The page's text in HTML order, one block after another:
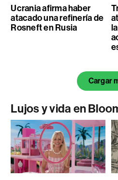
Ucrania afirma haber
atacado una refinería de
Rosneft en Rusia
Cargar
Lujos y vida en